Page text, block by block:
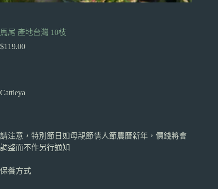
馬尾 產地台灣 10枝
$119.00
Cattleya
請注意，特別節日如母親節情人節農曆新年，價錢將會
調整而不作另行通知
保養方式